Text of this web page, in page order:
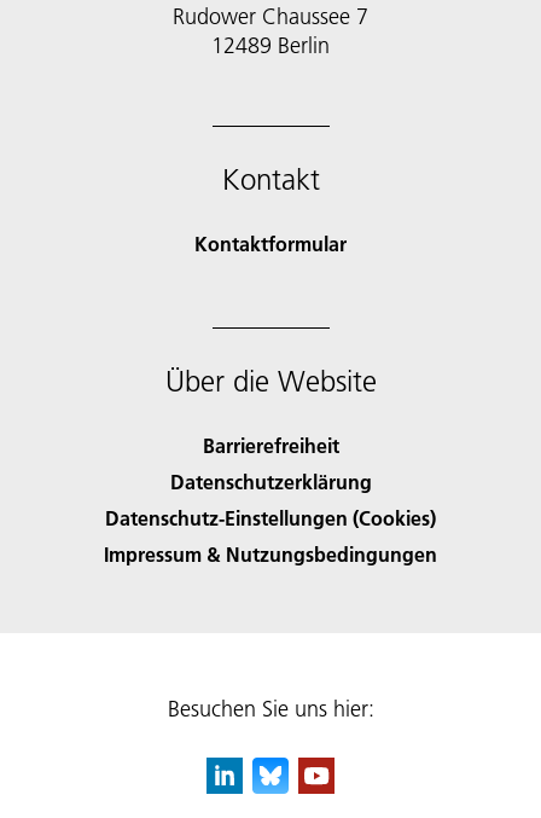
Rudower Chaussee 7
12489 Berlin
Kontakt
Kontaktformular
Über die Website
Barrierefreiheit
Datenschutzerklärung
Datenschutz-Einstellungen (Cookies)
Impressum & Nutzungsbedingungen
Besuchen Sie uns hier: